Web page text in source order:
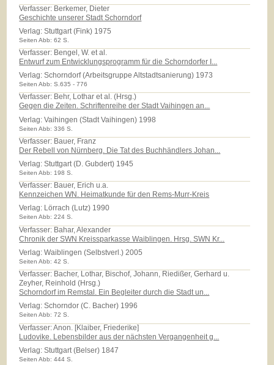
Verfasser: Berkemer, Dieter
Geschichte unserer Stadt Schorndorf
Verlag:Stuttgart (Fink) 1975
Seiten Abb: 62 S.
Verfasser: Bengel, W. et al.
Entwurf zum Entwicklungsprogramm für die Schorndorfer I...
Verlag:Schorndorf (Arbeitsgruppe Altstadtsanierung) 1973
Seiten Abb: S.635 - 776
Verfasser: Behr, Lothar et al. (Hrsg.)
Gegen die Zeiten. Schriftenreihe der Stadt Vaihingen an...
Verlag:Vaihingen (Stadt Vaihingen) 1998
Seiten Abb: 336 S.
Verfasser: Bauer, Franz
Der Rebell von Nürnberg. Die Tat des Buchhändlers Johan...
Verlag:Stuttgart (D. Gubdert) 1945
Seiten Abb: 198 S.
Verfasser: Bauer, Erich u.a.
Kennzeichen WN. Heimatkunde für den Rems-Murr-Kreis
Verlag: Lörrach (Lutz) 1990
Seiten Abb: 224 S.
Verfasser: Bahar, Alexander
Chronik der SWN Kreissparkasse Waiblingen. Hrsg. SWN Kr...
Verlag:Waiblingen (Selbstverl.) 2005
Seiten Abb: 42 S.
Verfasser: Bacher, Lothar, Bischof, Johann, Riedißer, Gerhard u.
Zeyher, Reinhold (Hrsg.)
Schorndorf im Remstal. Ein Begleiter durch die Stadt un...
Verlag:Schorndor (C. Bacher) 1996
Seiten Abb: 72 S.
Verfasser: Anon. [Klaiber, Friederike]
Ludovike. Lebensbilder aus der nächsten Vergangenheit g...
Verlag:Stuttgart (Belser) 1847
Seiten Abb: 444 S.